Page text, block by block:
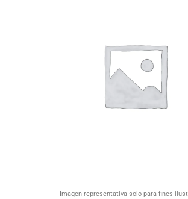
Imagen representativa solo para fines